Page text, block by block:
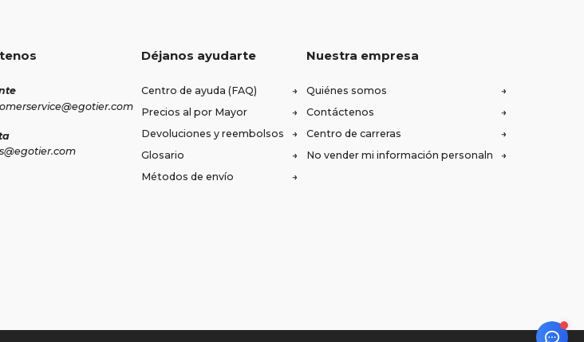
Déjanos ayudarte
Centro de ayuda (FAQ)
Precios al por Mayor
Devoluciones y reembolsos
Glosario
Métodos de envío
Nuestra empresa
Quiénes somos
Contáctenos
Centro de carreras
No vender mi información personaln